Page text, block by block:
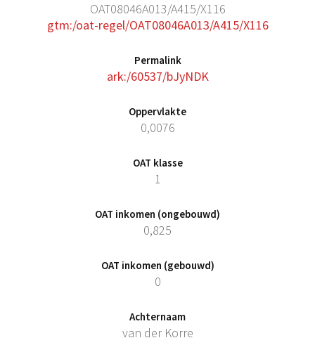
OAT08046A013/A415/X116
gtm:/oat-regel/OAT08046A013/A415/X116
Permalink
ark:/60537/bJyNDK
Oppervlakte
0,0076
OAT klasse
1
OAT inkomen (ongebouwd)
0,825
OAT inkomen (gebouwd)
0
Achternaam
van der Korre